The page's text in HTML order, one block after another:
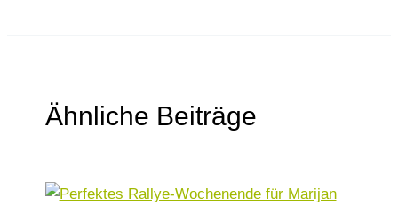
Ähnliche Beiträge